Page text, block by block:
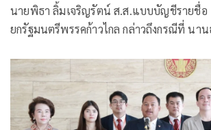
นายพิธา ลิ้มเจริญรัตน์ ส.ส.แบบ​บัญชี​รายชื่อ​
ยกรัฐมนตรีพรรค​ก้าวไกล​ กล่าวถึงกรณีที่ นาน
ลงอาญา ปมปฏิบัติหน้าที่มิชอบแจ้งข้อหานา
ชีวะ